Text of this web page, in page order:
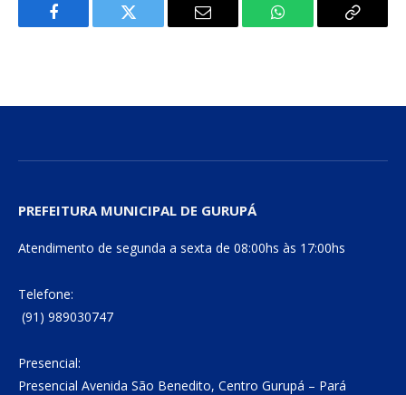
Facebook Twitter
E-
WhatsApp Copiar
PREFEITURA MUNICIPAL DE GURUPÁ
Atendimento de segunda a sexta de 08:00hs às 17:00hs
Telefone:
(91) 989030747
Presencial:
Presencial Avenida São Benedito, Centro Gurupá – Pará